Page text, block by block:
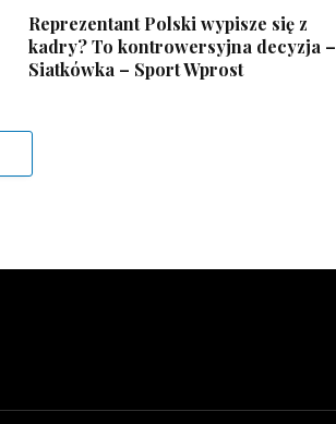
Reprezentant Polski wypisze się z
kadry? To kontrowersyjna decyzja –
Siatkówka – Sport Wprost